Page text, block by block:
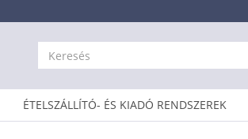
ÉTELSZÁLLÍTÓ- ÉS KIADÓ RENDSZEREK